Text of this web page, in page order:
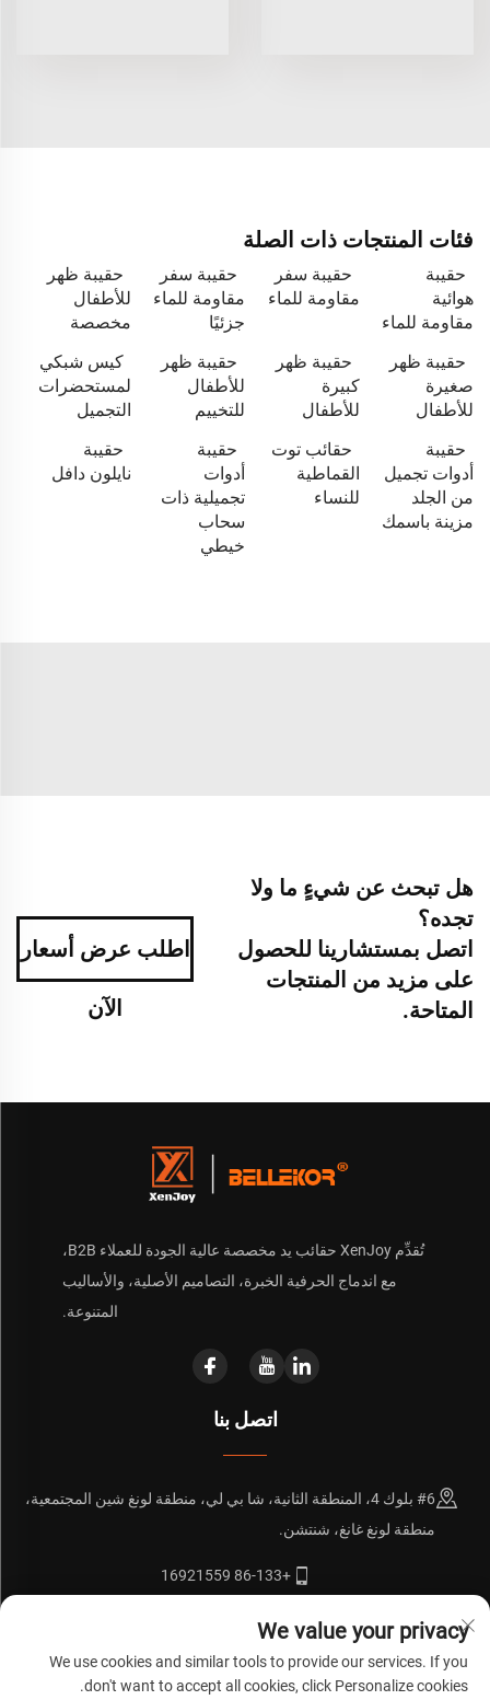
فئات المنتجات ذات الصلة
حقيبة
هوائية
مقاومة للماء
حقيبة سفر
مقاومة للماء
حقيبة سفر
مقاومة للماء
جزئيًا
حقيبة ظهر
للأطفال
مخصصة
حقيبة ظهر
صغيرة
للأطفال
حقيبة ظهر
كبيرة
للأطفال
حقيبة ظهر
للأطفال
للتخييم
كيس شبكي
لمستحضرات
التجميل
حقيبة
أدوات تجميل
من الجلد
مزينة باسمك
حقائب توت
القماطية
للنساء
حقيبة
أدوات
تجميلية ذات
سحاب
خيطي
حقيبة
نايلون دافل
هل تبحث عن شيءٍ ما ولا
تجده؟
اتصل بمستشارينا للحصول
على مزيد من المنتجات
المتاحة.
اطلب عرض أسعار
الآن
تُقدِّم XenJoy حقائب يد مخصصة عالية الجودة للعملاء B2B،
مع اندماج الحرفية الخبرة، التصاميم الأصلية، والأساليب
المتنوعة.
اتصل بنا
#6 بلوك 4، المنطقة الثانية، شا بي لي، منطقة لونغ شين المجتمعية،
منطقة لونغ غانغ، شنتشن.
+86-133 16921559
[email protected]
We value your privacy
We use cookies and similar tools to provide our services. If you
don't want to accept all cookies, click Personalize cookies.